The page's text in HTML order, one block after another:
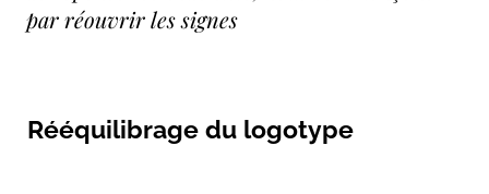
par réouvrir les signes
Rééquilibrage du logotype